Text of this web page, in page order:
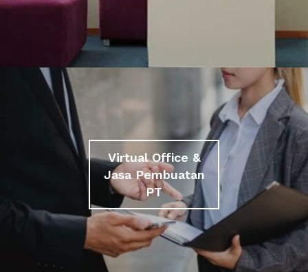
Virtual Office &
Jasa Pembuatan
PT